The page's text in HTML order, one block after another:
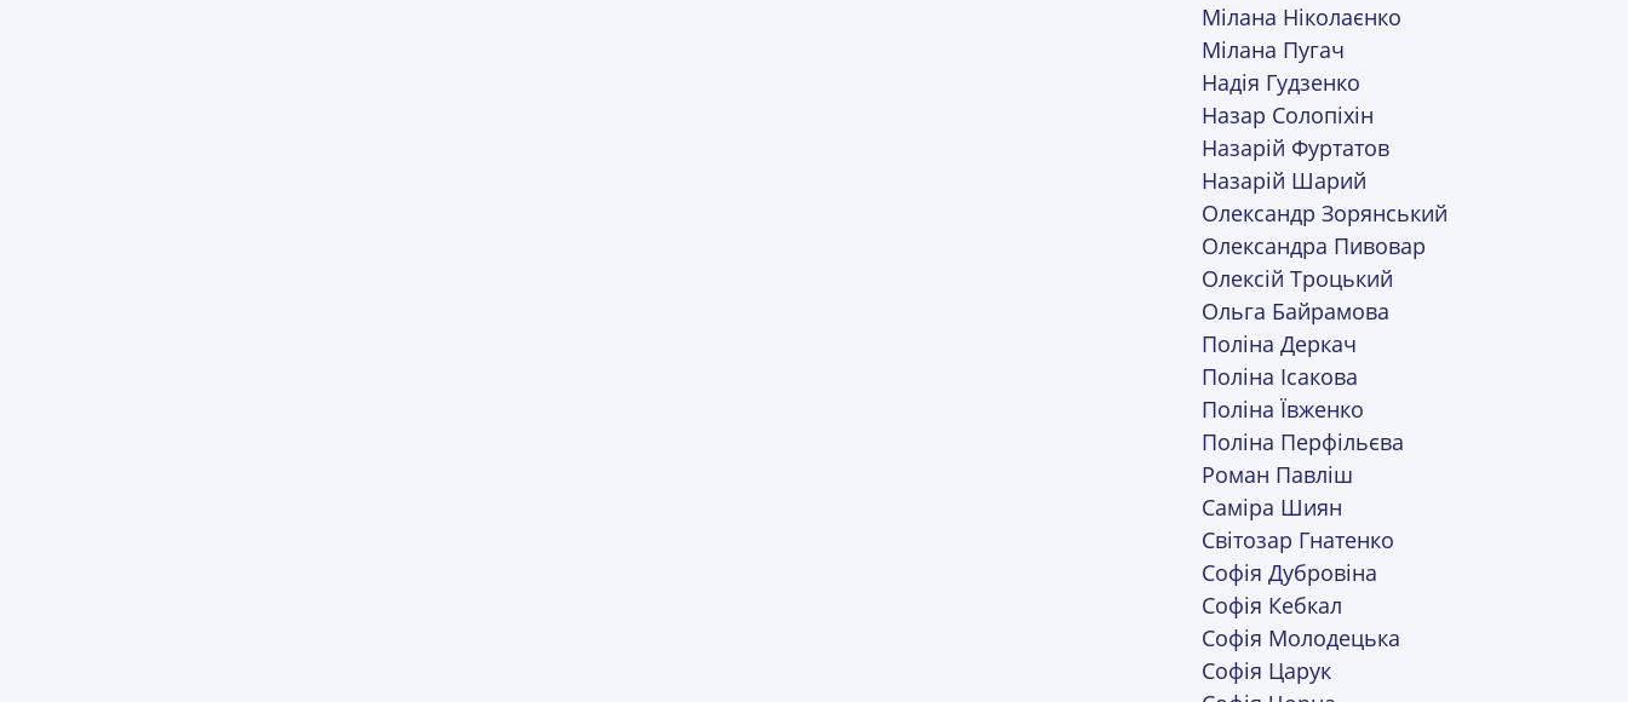
Мілана Ніколаєнко
Мілана Пугач
Надія Гудзенко
Назар Солопіхін
Назарій Фуртатов
Назарій Шарий
Олександр Зорянський
Олександра Пивовар
Олексій Троцький
Ольга Байрамова
Поліна Деркач
Поліна Ісакова
Поліна Ївженко
Поліна Перфільєва
Роман Павліш
Саміра Шиян
Світозар Гнатенко
Софія Дубровіна
Софія Кебкал
Софія Молодецька
Софія Царук